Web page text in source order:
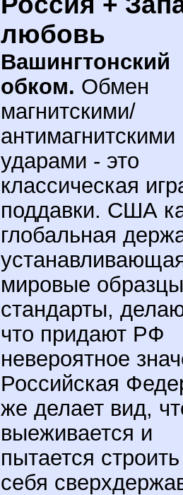
любовь
Вашингтонский
обком. Обмен
магнитскими/
антимагнитскими
ударами - это
классическая
поддавки. США
глобальная
мировые
стандарты,
что придают РФ
невероятное
Российская
же делает вид,
выеживается и
пытается
себя